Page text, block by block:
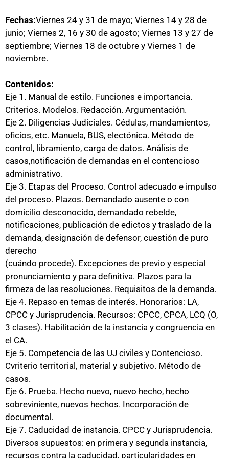
Fechas:Viernes 24 y 31 de mayo; Viernes 14 y 28 de
junio; Viernes 2, 16 y 30 de agosto; Viernes 13 y 27 de
septiembre; Viernes 18 de octubre y Viernes 1 de
noviembre.
Contenidos:
Eje 1. Manual de estilo. Funciones e importancia.
Criterios. Modelos. Redacción. Argumentación.
Eje 2. Diligencias Judiciales. Cédulas, mandamientos,
oficios, etc. Manuela, BUS, electónica. Método de
control, libramiento, carga de datos. Análisis de
casos,notificación de demandas en el contencioso
administrativo.
Eje 3. Etapas del Proceso. Control adecuado e impulso
del proceso. Plazos. Demandado ausente o con
domicilio desconocido, demandado rebelde,
notificaciones, publicación de edictos y traslado de la
demanda, designación de defensor, cuestión de puro
derecho
(cuándo procede). Excepciones de previo y especial
pronunciamiento y para definitiva. Plazos para la
firmeza de las resoluciones. Requisitos de la demanda.
Eje 4. Repaso en temas de interés. Honorarios: LA,
CPCC y Jurisprudencia. Recursos: CPCC, CPCA, LCQ (O,
3 clases). Habilitación de la instancia y congruencia en
el CA.
Eje 5. Competencia de las UJ civiles y Contencioso.
Cvriterio territorial, material y subjetivo. Método de
casos.
Eje 6. Prueba. Hecho nuevo, nuevo hecho, hecho
sobreviniente, nuevos hechos. Incorporación de
documental.
Eje 7. Caducidad de instancia. CPCC y Jurisprudencia.
Diversos supuestos: en primera y segunda instancia,
recursos contra la caducidad, particularidades en